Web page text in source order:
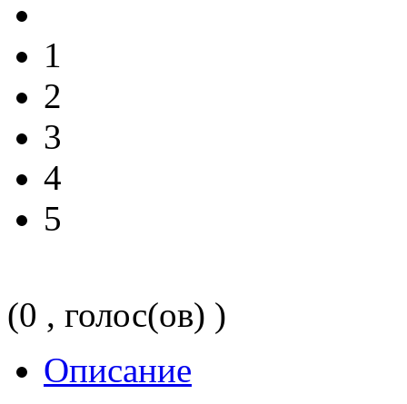
1
2
3
4
5
(0 , голос(ов) )
Описание